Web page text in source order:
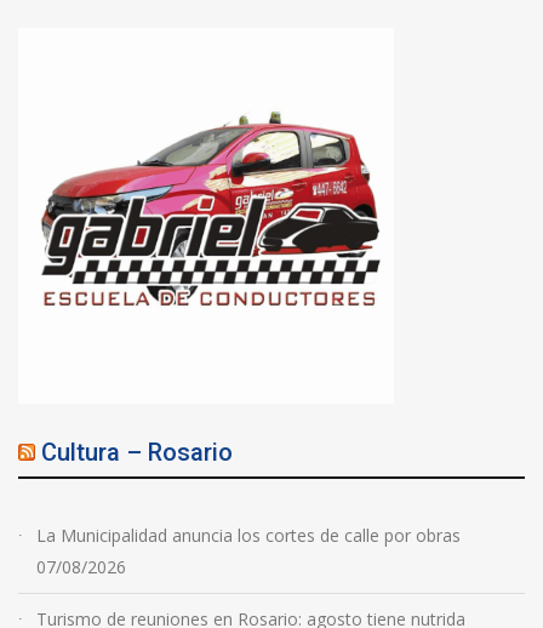
Cultura – Rosario
La Municipalidad anuncia los cortes de calle por obras
07/08/2026
Turismo de reuniones en Rosario: agosto tiene nutrida